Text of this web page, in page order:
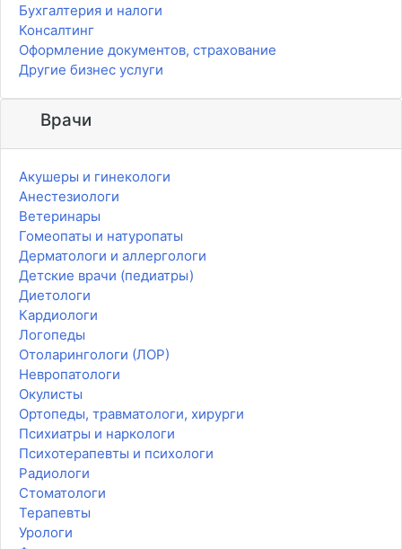
Бухгалтерия и налоги
Консалтинг
Оформление документов, страхование
Другие бизнес услуги
Врачи
Акушеры и гинекологи
Анестезиологи
Ветеринары
Гомеопаты и натуропаты
Дерматологи и аллергологи
Детские врачи (педиатры)
Диетологи
Кардиологи
Логопеды
Отоларингологи (ЛОР)
Невропатологи
Окулисты
Ортопеды, травматологи, хирурги
Психиатры и наркологи
Психотерапевты и психологи
Радиологи
Стоматологи
Терапевты
Урологи